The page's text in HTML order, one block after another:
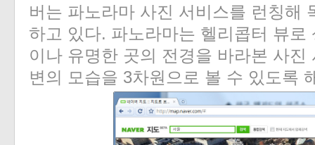
버는 파노라마 사진 서비스를 런칭해
하고 있다. 파노라마는 헬리콥터 뷰로
이나 유명한 곳의 전경을 바라본 사
변의 모습을 3차원으로 볼 수 있도록